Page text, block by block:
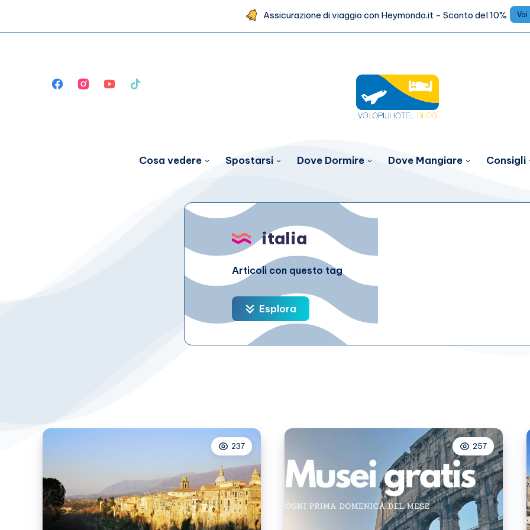
Assicurazione di viaggio con Heymondo.it - Sconto del 10% Vai
Cosa vedere Spostarsi Dove Dormire Dove Mangiare Consigli
italia
Articoli con questo tag
Esplora
237 257